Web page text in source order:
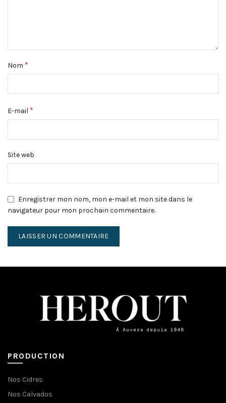
Nom *
E-mail *
Site web
Enregistrer mon nom, mon e-mail et mon site dans le
navigateur pour mon prochain commentaire.
PRODUCTION
Nos Cidres
Nos Calvados